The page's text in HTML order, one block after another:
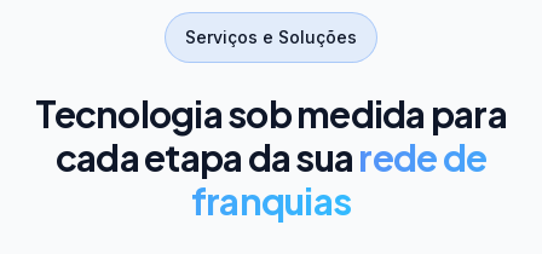
Serviços e Soluções
Tecnologia sob medida para
cada etapa da suarede de
franquias